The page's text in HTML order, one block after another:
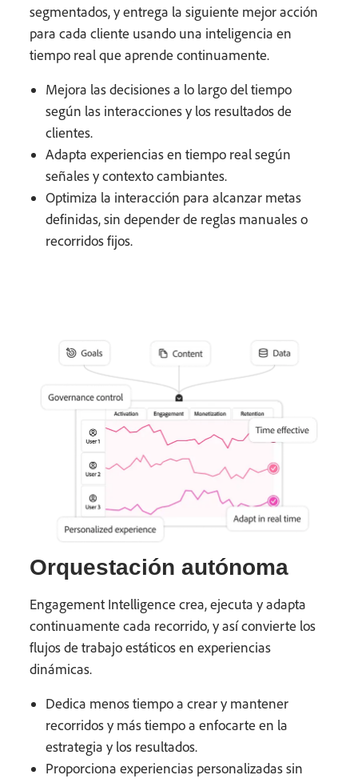
segmentados, y entrega la siguiente mejor acción
para cada cliente usando una inteligencia en
tiempo real que aprende continuamente.
Mejora las decisiones a lo largo del tiempo
según las interacciones y los resultados de
clientes.
Adapta experiencias en tiempo real según
señales y contexto cambiantes.
Optimiza la interacción para alcanzar metas
definidas, sin depender de reglas manuales o
recorridos fijos.
Orquestación autónoma
Engagement Intelligence crea, ejecuta y adapta
continuamente cada recorrido, y así convierte los
flujos de trabajo estáticos en experiencias
dinámicas.
Dedica menos tiempo a crear y mantener
recorridos y más tiempo a enfocarte en la
estrategia y los resultados.
Proporciona experiencias personalizadas sin